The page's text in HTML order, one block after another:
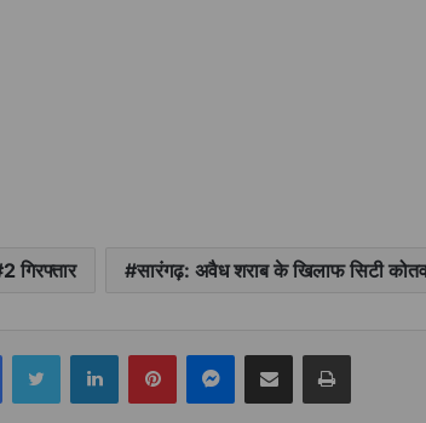
2 गिरफ्तार सारंगढ़: अवैध शराब के खिलाफ सिटी
FacebookTwitter LinkedInPinterestMessenger
Share via Email Print